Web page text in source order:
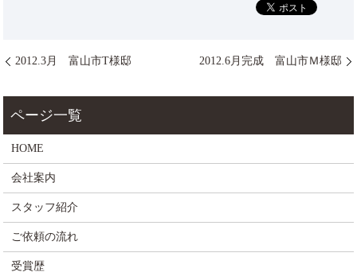
2012.3月 富山市T様邸 2012.6月完成 富山市Ｍ様邸
HOME
会社案内
スタッフ紹介
ご依頼の流れ
受賞歴